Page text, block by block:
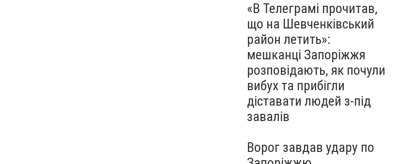
«В Телеграмі прочитав,
що на Шевченківський
район летить»:
мешканці Запоріжжя
розповідають, як почули
вибух та прибігли
діставати людей з-під
завалів
Ворог завдав удару по